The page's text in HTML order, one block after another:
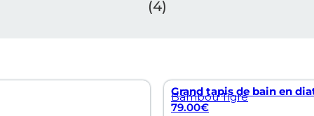
(4)
Grand tapis de bain en
Bambou Tigré
79.00€